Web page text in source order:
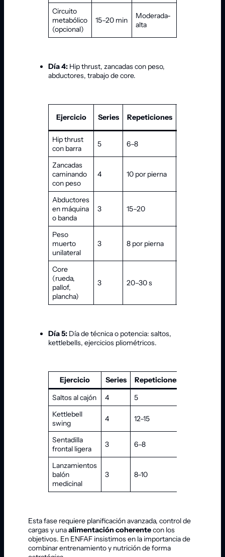
Circuito
metabólico
(opcional)
15–20 min
Moderada-
alta
Día 4: Hip thrust, zancadas con peso,
abductores, trabajo de core.
Ejercicio Series Repeticiones
Hip thrust
con barra
5 6–8
Zancadas
caminando
con peso
4 10 por pierna
Abductores
en máquina
o banda
3 15–20
Peso
muerto
unilateral
3 8 por pierna
Core
(rueda,
pallof,
plancha)
3 20–30 s
Día 5: Día de técnica o potencia: saltos,
kettlebells, ejercicios pliométricos.
Ejercicio Series Repeticiones
Saltos al cajón
4 5
Kettlebell
swing
4 12–15
Sentadilla
frontal ligera
3 6–8
Lanzamientos
balón
medicinal
3 8–10
Esta fase requiere planificación avanzada, control de
cargas y unaalimentación coherentecon los
objetivos. En ENFAF insistimos en la importancia de
combinar entrenamiento y nutrición de forma